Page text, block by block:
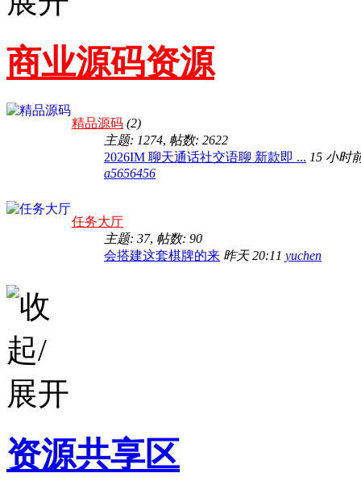
商业源码资源
精品源码 (2)
主题: 1274, 帖数: 2622
2026IM 聊天通话社交语聊 新款即 ... 15 小时
a5656456
任务大厅
主题: 37, 帖数: 90
会搭建这套棋牌的来 昨天 20:11 yuchen
资源共享区